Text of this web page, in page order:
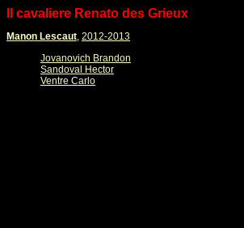
Il cavaliere Renato des Grieux
Manon Lescaut, 2012-2013
Jovanovich Brandon
Sandoval Hector
Ventre Carlo